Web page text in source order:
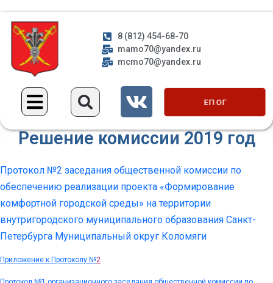
8 (812) 454-68-70
mamo70@yandex.ru
mcmo70@yandex.ru
ЕП ОГ
Решение комиссии 2019 год
Протокол №2 заседания общественной комиссии по
обеспечению реализации проекта «Формирование
комфортной городской среды» на территории
внутригородского муниципального образования Санкт-
Петербурга Муниципальный округ Коломяги
Приложение к Протоколу №2